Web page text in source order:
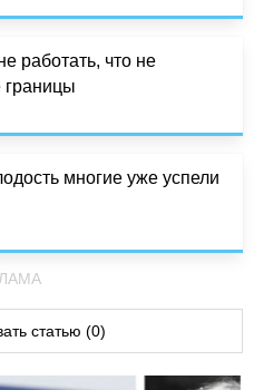
работать, что не
границы
многие уже успели
статью (0)